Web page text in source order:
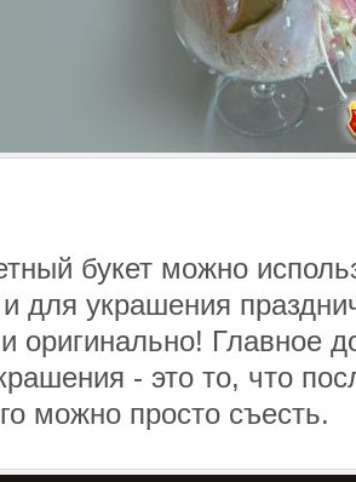
букет можно
для украшения
оригинально! Главное
- это то, что
можно просто съесть.